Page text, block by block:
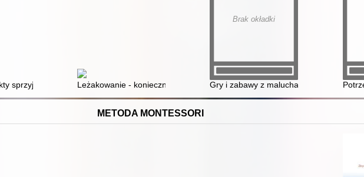
małych dzieci : o tym, jak je zaspokajać w zabawie
sprzyjające dobru dzieckaLeżakowanie - konieczność czy chęć utrudnienia życia rodzicom?
Brak okładki
Gry i zabawy z maluchami
METODA MONTESSORI